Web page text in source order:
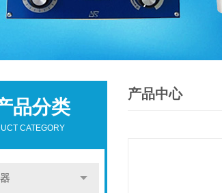
品分类
CATEGORY
产品中心